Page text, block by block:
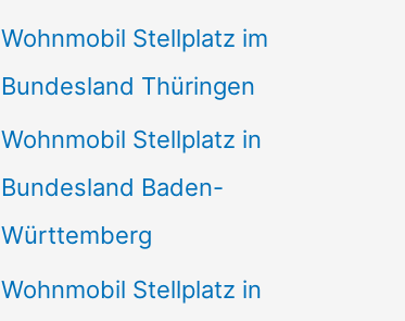
Wohnmobil Stellplatz im
Bundesland Thüringen
Wohnmobil Stellplatz in
Bundesland Baden-
Württemberg
Wohnmobil Stellplatz in